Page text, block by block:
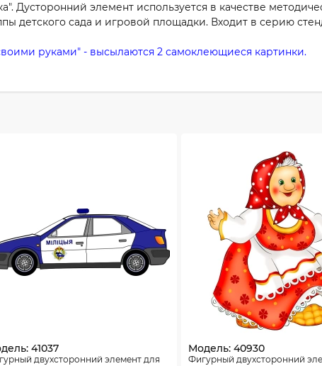
Дусторонний элемент используется в качестве
детского сада и игровой площадки. Входит в серию
руками" - высылаются 2 самоклеющиеся картинки.
41037
двухсторонний элемент для
Модель: 40930
Фигурный двухсторонний